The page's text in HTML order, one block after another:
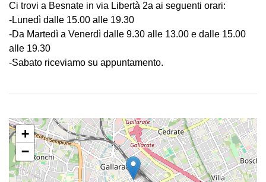
Ci trovi a Besnate in via Libertà 2a ai seguenti orari:
-Lunedì dalle 15.00 alle 19.30
-Da Martedì a Venerdì dalle 9.30 alle 13.00 e dalle 15.00
alle 19.30
-Sabato riceviamo su appuntamento.
+
−